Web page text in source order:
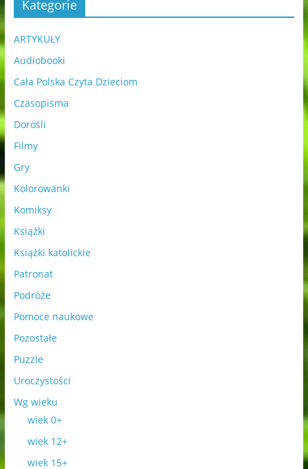
Kategorie
ARTYKUŁY
Audiobooki
Cała Polska Czyta Dzieciom
Czasopisma
Dorośli
Filmy
Gry
Kolorowanki
Komiksy
Książki
Książki katolickie
Patronat
Podróże
Pomoce naukowe
Pozostałe
Puzzle
Uroczystości
Wg wieku
wiek 0+
wiek 12+
wiek 15+